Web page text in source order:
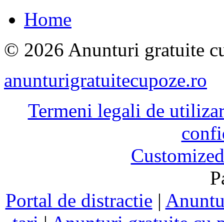
Home
© 2026 Anunturi gratuite
anunturigratuitecupoze.ro
Termeni legali de
Portal de distractie |